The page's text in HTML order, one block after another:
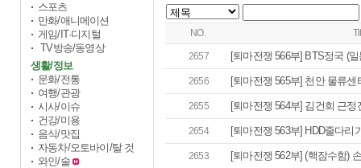
스포츠
만화/애니메이션
게임/IT·디지털
TV방송/동영상
생활/정보
문화/전통
여행/관광
시사/이슈
건강/미용
음식/맛집
자동차/오토바이/탈 것
와인/술
NO.
2657 [퇴마전쟁 566부] BTS정국 (
2656 [퇴마전쟁 565부] 천안 물류센
2655 [퇴마전쟁 564부] 김건희 근정
2654 [퇴마전쟁 563부] HDD줄다리
2653 [퇴마전쟁 562부] (핵잠수함)